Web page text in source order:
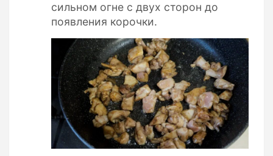
сильном огне с двух сторон до
появления корочки.